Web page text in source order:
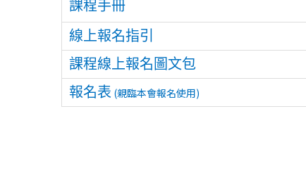
課程手冊
線上報名指引
課程線上報名圖文包
報名表 (親臨本會報名使用)